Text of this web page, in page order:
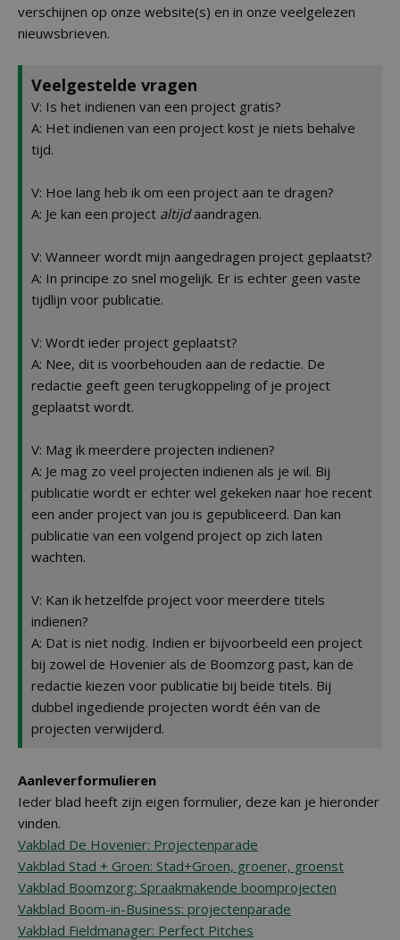
verschijnen op onze website(s) en in onze veelgelezen
nieuwsbrieven.
Veelgestelde vragen
V: Is het indienen van een project gratis?
A: Het indienen van een project kost je niets behalve
tijd.
V: Hoe lang heb ik om een project aan te dragen?
A: Je kan een project altijdaandragen.
V: Wanneer wordt mijn aangedragen project geplaatst?
A: In principe zo snel mogelijk. Er is echter geen vaste
tijdlijn voor publicatie.
V: Wordt ieder project geplaatst?
A: Nee, dit is voorbehouden aan de redactie. De
redactie geeft geen terugkoppeling of je project
geplaatst wordt.
V: Mag ik meerdere projecten indienen?
A: Je mag zo veel projecten indienen als je wil. Bij
publicatie wordt er echter wel gekeken naar hoe recent
een ander project van jou is gepubliceerd. Dan kan
publicatie van een volgend project op zich laten
wachten.
V: Kan ik hetzelfde project voor meerdere titels
indienen?
A: Dat is niet nodig. Indien er bijvoorbeeld een project
bij zowel de Hovenier als de Boomzorg past, kan de
redactie kiezen voor publicatie bij beide titels. Bij
dubbel ingediende projecten wordt één van de
projecten verwijderd.
Aanleverformulieren
Ieder blad heeft zijn eigen formulier, deze kan je hieronder
vinden.
Vakblad De Hovenier: Projectenparade
Vakblad Stad + Groen: Stad+Groen, groener, groenst
Vakblad Boomzorg: Spraakmakende boomprojecten
Vakblad Boom-in-Business: projectenparade
Vakblad Fieldmanager: Perfect Pitches